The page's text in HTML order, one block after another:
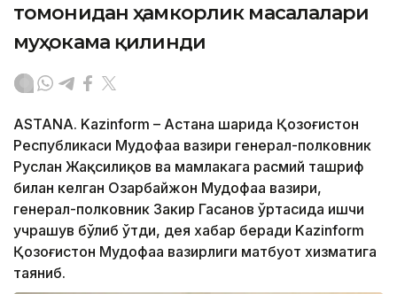
томонидан ҳамкорлик масалалари
муҳокама қилинди
ASTANA. Kazinform – Астана шаҳрида Қозоғистон
Республикаси Мудофаа вазири генерал-полковник
Руслан Жақсилиқов ва мамлакага расмий ташриф
билан келган Озарбайжон Мудофаа вазири,
генерал-полковник Закир Гасанов ўртасида ишчи
учрашув бўлиб ўтди, дея хабар беради Kazinform
Қозоғистон Мудофаа вазирлиги матбуот хизматига
таяниб.